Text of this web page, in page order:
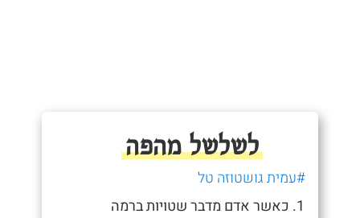
לשלשל מהפה
#עמית גושטוזה טל
1. כאשר אדם מדבר שטויות ברמה